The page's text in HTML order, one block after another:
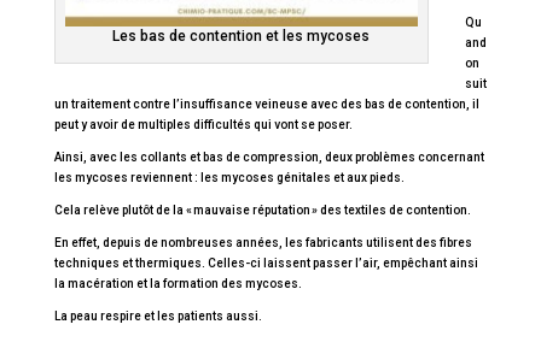
Les bas de contention et les mycoses
Qu
and
on
suit
un traitement contre l’insuffisance veineuse avec des bas de contention, il
peut y avoir de multiples difficultés qui vont se poser.
Ainsi, avec les collants et bas de compression, deux problèmes concernant
les mycoses reviennent : les mycoses génitales et aux pieds.
Cela relève plutôt de la « mauvaise réputation » des textiles de contention.
En effet, depuis de nombreuses années, les fabricants utilisent des fibres
techniques et thermiques. Celles-ci laissent passer l’air, empêchant ainsi
la macération et la formation des mycoses.
La peau respire et les patients aussi.